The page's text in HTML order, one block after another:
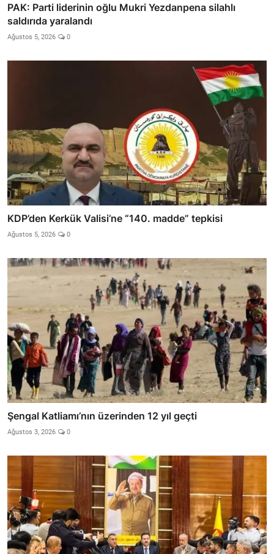
PAK: Parti liderinin oğlu Mukri Yezdanpena silahlı
saldırıda yaralandı
Ağustos 5, 2026 0
KDP’den Kerkük Valisi’ne “140. madde” tepkisi
Ağustos 5, 2026 0
Şengal Katliamı’nın üzerinden 12 yıl geçti
Ağustos 3, 2026 0